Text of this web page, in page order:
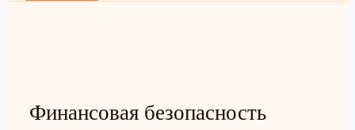
Финансовая безопасность